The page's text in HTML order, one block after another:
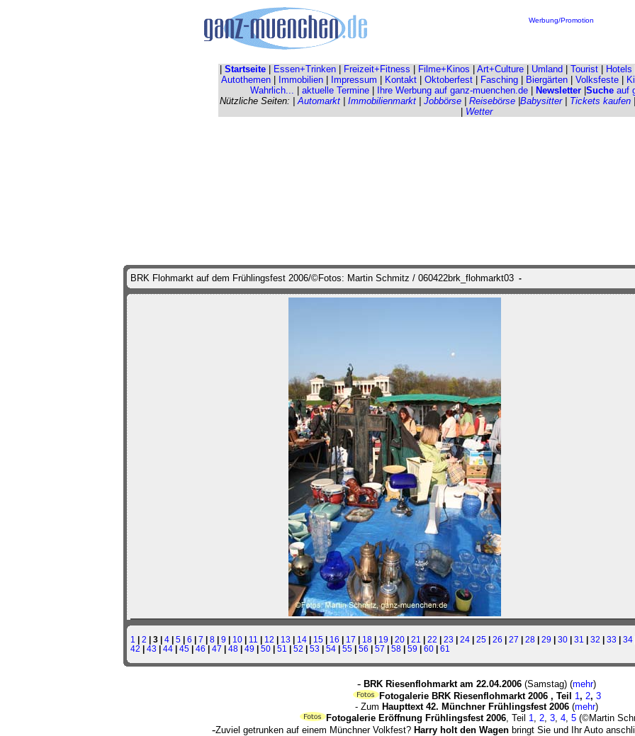
Werbung/Promotion
Startseite| Essen+Trinken| Freizeit+Fitness Filme+Kinos Art+Culture| Umland Tourist| Hotels
Autothemen
Immobilien Impressum Kontakt Oktoberfest| Fasching| Biergärten| Volksfeste|
Wahrlich...
aktuelle Termine Ihre Werbung auf ganz-muenchen.de Newsletter Suche auf
Nützliche Seiten: |Automarkt Immobilienmarkt| Jobbörse| Reisebörse| Babysitter Tickets kaufen
Wetter
BRK Flohmarkt auf dem Frühlingsfest 2006/©Fotos: Martin Schmitz / 060422brk_flohmarkt03 -
1 | 2 | 3 | 4 | 5 | 6 | 7 | 8 | 9 | 10 | 11 | 12 | 13 | 14 | 15 | 16 | 17 | 18 | 19 | 20 | 21 | 22 | 23 | 24 | 25 | 26 | 27 | 28 | 29 | 30 | 31 | 32 | 33 | 34
42 | 43 | 44 | 45 | 46 | 47 | 48 | 49 | 50 | 51 | 52 | 53 | 54 | 55 | 56 | 57 | 58 | 59 | 60 | 61
- BRK Riesenflohmarkt am 22.04.2006(Samstag) (mehr)
Fotogalerie BRK Riesenflohmarkt 2006 , Teil 1, 2, 3
- Zum Haupttext 42. Münchner Frühlingsfest 2006(mehr)
Fotogalerie Eröffnung Frühlingsfest 2006, Teil 1, 2, 3, 4, 5(©Martin
-Zuviel getrunken auf einem Münchner Volkfest? Harry holt den Wagenbringt Sie und Ihr Auto